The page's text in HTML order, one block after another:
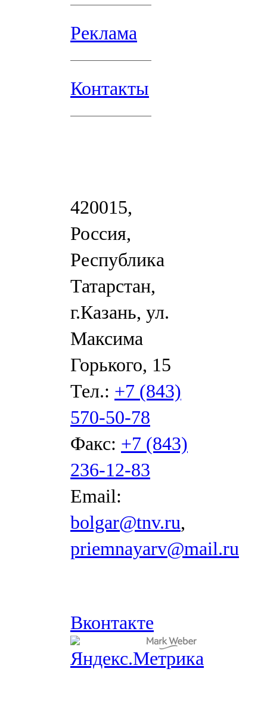
Реклама
Контакты
420015,
Россия,
Республика
Татарстан,
г.Казань, ул.
Максима
Горького, 15
Тел.: +7 (843)
570-50-78
Факс: +7 (843)
236-12-83
Email:
bolgar@tnv.ru,
priemnayarv@mail.ru
Вконтакте